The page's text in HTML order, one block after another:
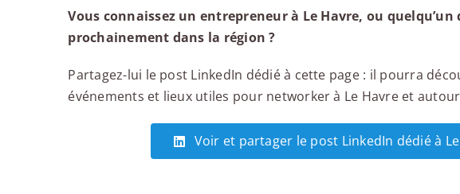
Vous connaissez un entrepreneur à Le Havre, ou
prochainement dans la région ?
Partagez-lui le post LinkedIn dédié à cette page : il pourra
événements et lieux utiles pour networker à Le Havre et
Voir et partager le post LinkedIn dédié à